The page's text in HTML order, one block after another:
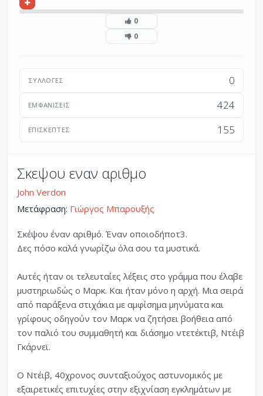
0
0
ΣΥΛΛΟΓΈΣ 0
ΕΜΦΑΝΊΣΕΙΣ 424
ΕΠΙΣΚΈΠΤΕΣ 155
Σκεψου εναν αριθμο
John Verdon
Μετάφραση: Γιώργος Μπαρουξής
Σκέψου έναν αριθµό. Έναν οποιοδήποτ3.
Δες πόσο καλά γνωρίζω όλα σου τα µυστικά.
Αυτές ήταν οι τελευταίες λέξεις στο γράµµα που έλαβε
µυστηριωδώς ο Μαρκ. Και ήταν µόνο η αρχή. Μια σειρά
από παράξενα στιχάκια µε αµφίσηµα µηνύµατα και
γρίφους οδηγούν τον Μαρκ να ζητήσει βοήθεια από
τον παλιό του συµµαθητή και διάσηµο ντετέκτιβ, Ντέιβ
Γκάρνεϊ.
O Ντέιβ, 40χρονος συνταξιούχος αστυνοµικός µε
εξαιρετικές επιτυχίες στην εξιχνίαση εγκληµάτων µε